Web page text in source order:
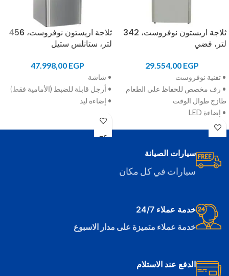
ثلاجة اريستون نوفروست، 342
لتر، فضي
29.554,00 EGP
• تقنية نوفروست
• رف مخصص للحفاظ على الطعام
طازج طوال الوقت
• إضاءة LED
ثلاجة اريستون نوفروست، 456
لتر، ستانلس ستيل
47.998,00 EGP
• شاشة
• أرجل قابلة للضبط (الأمامية فقط)
• إضاءة ليد
سيارات الصيانة
سيارات في كل مكان
خدمة عملاء 24/7
خدمة عملاء متميزة على مدار الاسبوع
الدفع عند الاستلام